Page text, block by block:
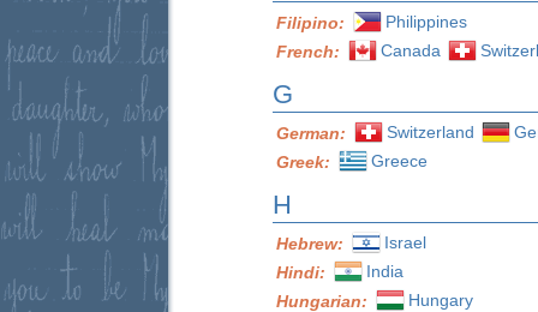
Filipino:
Philippines
French:
Canada
G
German: Switzerland
Greek:
Greece
H
Hebrew:
Israel
Hindi:
India
Hungarian:
Hungary